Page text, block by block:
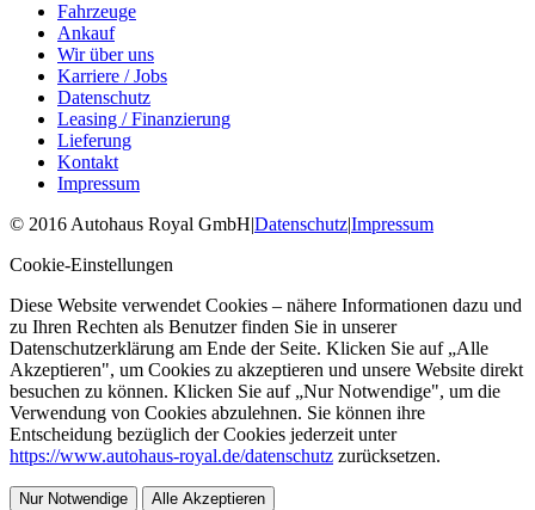
Fahrzeuge
Ankauf
Wir über uns
Karriere / Jobs
Datenschutz
Leasing / Finanzierung
Lieferung
Kontakt
Impressum
© 2016 Autohaus Royal GmbH|Datenschutz|Impressum
Cookie-Einstellungen
Diese Website verwendet Cookies – nähere Informationen dazu und
zu Ihren Rechten als Benutzer finden Sie in unserer
Datenschutzerklärung am Ende der Seite. Klicken Sie auf „Alle
Akzeptieren", um Cookies zu akzeptieren und unsere Website direkt
besuchen zu können. Klicken Sie auf „Nur Notwendige", um die
Verwendung von Cookies abzulehnen. Sie können ihre
Entscheidung bezüglich der Cookies jederzeit unter
https://www.autohaus-royal.de/datenschutz zurücksetzen.
Nur Notwendige Alle Akzeptieren